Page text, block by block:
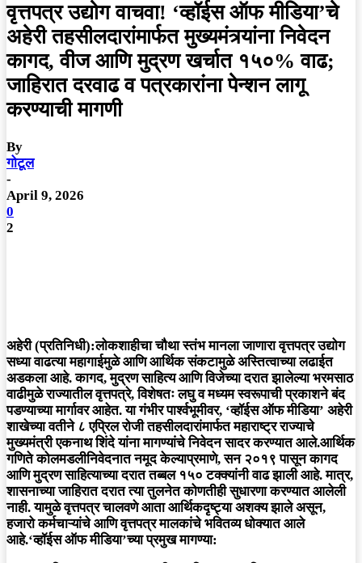
वृत्तपत्र उद्योग वाचवा! ‘व्हॉईस ऑफ मीडिया’चे
अहेरी तहसीलदारांमार्फत मुख्यमंत्र्यांना निवेदन
कागद, वीज आणि मुद्रण खर्चात १५०% वाढ;
जाहिरात दरवाढ व पत्रकारांना पेन्शन लागू
करण्याची मागणी
By
गोटूल
-
April 9, 2026
0
2
अहेरी (प्रतिनिधी):लोकशाहीचा चौथा स्तंभ मानला जाणारा वृत्तपत्र उद्योग
सध्या वाढत्या महागाईमुळे आणि आर्थिक संकटामुळे अस्तित्वाच्या लढाईत
अडकला आहे. कागद, मुद्रण साहित्य आणि विजेच्या दरात झालेल्या भरमसाठ
वाढीमुळे राज्यातील वृत्तपत्रे, विशेषतः लघु व मध्यम स्वरूपाची प्रकाशने बंद
पडण्याच्या मार्गावर आहेत. या गंभीर पार्श्वभूमीवर, ‘व्हॉईस ऑफ मीडिया’ अहेरी
शाखेच्या वतीने ८ एप्रिल रोजी तहसीलदारांमार्फत महाराष्ट्र राज्याचे
मुख्यमंत्री एकनाथ शिंदे यांना मागण्यांचे निवेदन सादर करण्यात आले.आर्थिक
गणिते कोलमडलीनिवेदनात नमूद केल्याप्रमाणे, सन २०१९ पासून कागद
आणि मुद्रण साहित्याच्या दरात तब्बल १५० टक्क्यांनीवाढ झाली आहे. मात्र,
शासनाच्या जाहिरात दरात त्या तुलनेत कोणतीही सुधारणा करण्यात आलेली
नाही. यामुळे वृत्तपत्र चालवणे आता आर्थिकदृष्ट्या अशक्य झाले असून,
हजारो कर्मचाऱ्यांचे आणि वृत्तपत्र मालकांचे भवितव्य धोक्यात आले
आहे.‘व्हॉईस ऑफ मीडिया’च्या प्रमुख मागण्या: